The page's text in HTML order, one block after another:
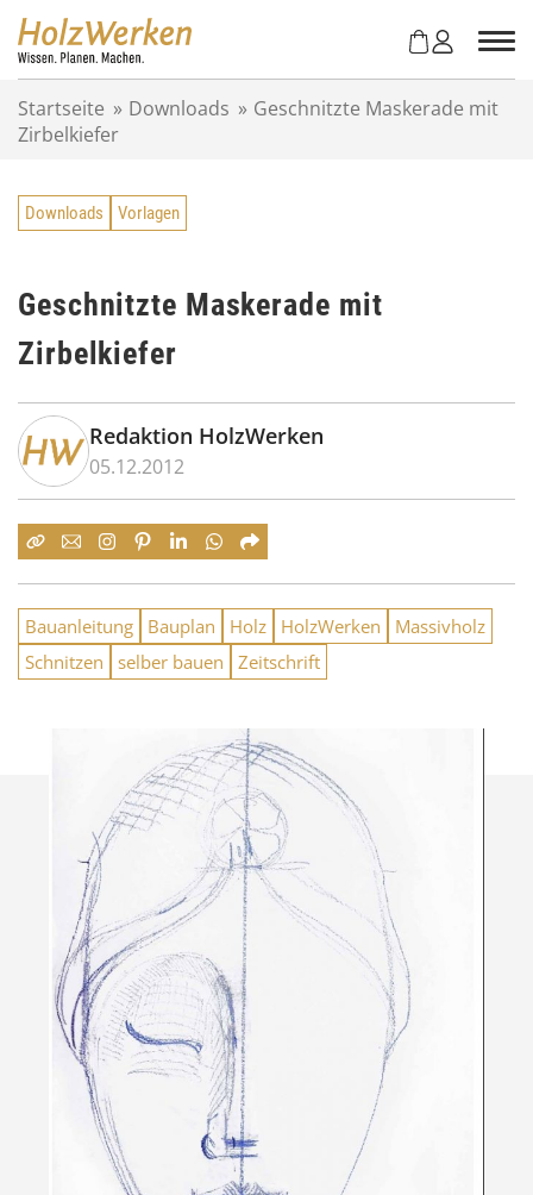
Startseite » Downloads » Geschnitzte Maskerade mit
Zirbelkiefer
Downloads Vorlagen
Geschnitzte Maskerade mit
Zirbelkiefer
Redaktion HolzWerken
05.12.2012
Bauanleitung Bauplan Holz HolzWerken
Massivholz
Schnitzen
selber bauen Zeitschrift